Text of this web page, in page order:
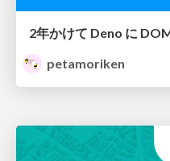
petamoriken